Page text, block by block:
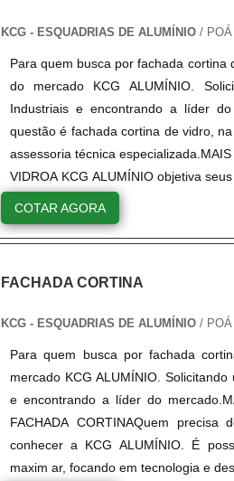
KCG - ESQUADRIAS DE ALUMÍNIO/
Para quem busca por fachada cortina
do mercado KCG ALUMÍNIO.
Industriais e encontrando a líder
questão é fachada cortina de vidro,
assessoria técnica
VIDROA KCG ALUMÍNIO objetiva
COTAR AGORA
FACHADA CORTINA
KCG - ESQUADRIAS DE ALUMÍNIO/
Para quem busca por fachada
mercado KCG ALUMÍNIO.
e encontrando a líder do
FACHADA CORTINAQuem
conhecer a KCG ALUMÍNIO. É
maxim ar, focando em tecnologia e